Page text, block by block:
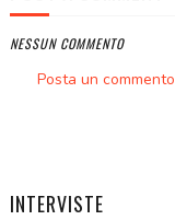
NESSUN COMMENTO
Posta un commento
INTERVISTE